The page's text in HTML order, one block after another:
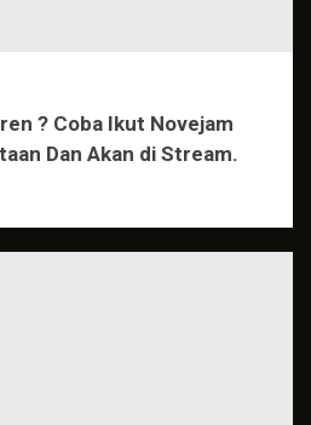
? Coba Ikut Novejam
Dan Akan di Stream.